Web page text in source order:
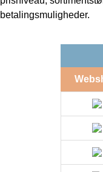
betalingsmuligheder.